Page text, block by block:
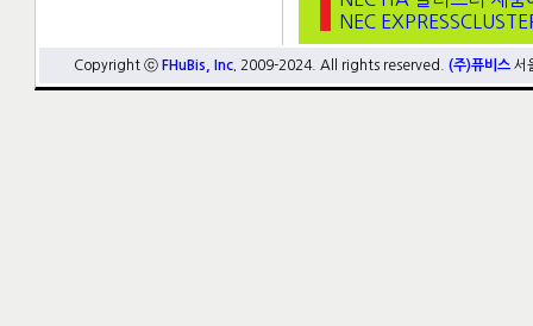
NEC
Copyright ⓒ FHuBis, Inc. 2009-2024. All rights reserved. (주)퓨비스 서